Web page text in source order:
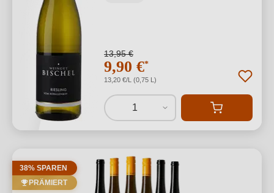
13,95 €
9,90 €*
13,20 €/L (0,75 L)
1
38% SPAREN
PRÄMIERT